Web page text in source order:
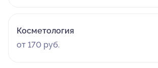
Косметология
от 170 руб.